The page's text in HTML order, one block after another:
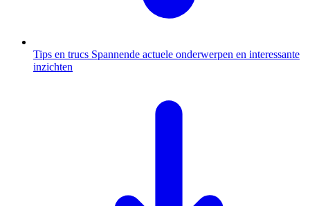
Tips en trucs Spannende actuele onderwerpen en interessante
inzichten